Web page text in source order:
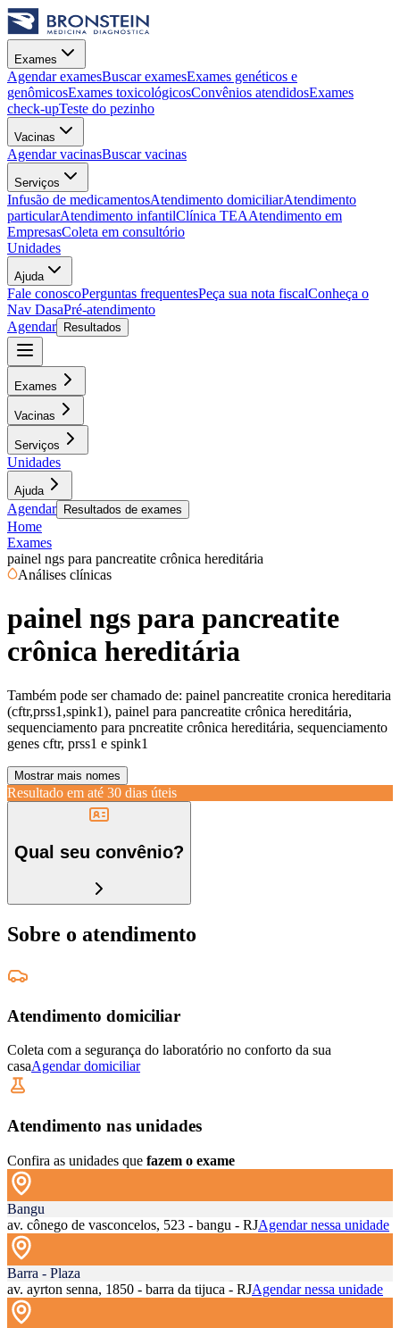
Exames
Agendar examesBuscar examesExames genéticos e
genômicosExames toxicológicosConvênios atendidosExames
check-upTeste do pezinho
Vacinas
Agendar vacinasBuscar vacinas
Serviços
Infusão de medicamentosAtendimento domiciliarAtendimento
particularAtendimento infantilClínica TEAAtendimento em
EmpresasColeta em consultório
Unidades
Ajuda
Fale conoscoPerguntas frequentesPeça sua nota fiscalConheça o
Nav DasaPré-atendimento
Agendar
Resultados
Exames
Vacinas
Serviços
Unidades
Ajuda
Agendar Resultados de exames
Home
Exames
painel ngs para pancreatite crônica hereditária
Análises clínicas
painel ngs para pancreatite
crônica hereditária
Também pode ser chamado de: painel pancreatite cronica hereditaria
(cftr,prss1,spink1), painel para pancreatite crônica hereditária,
sequenciamento para pncreatite crônica hereditária, sequenciamento
genes cftr, prss1 e spink1
Mostrar mais nomes
Resultado em até 30 dias úteis
Qual seu convênio?
Sobre o atendimento
Atendimento domiciliar
Coleta com a segurança do laboratório no conforto da sua
casaAgendar domiciliar
Atendimento nas unidades
Confira as unidades que fazem o exame
Bangu
av. cônego de vasconcelos, 523 - bangu - RJAgendar nessa unidade
Barra - Plaza
av. ayrton senna, 1850 - barra da tijuca - RJAgendar nessa unidade